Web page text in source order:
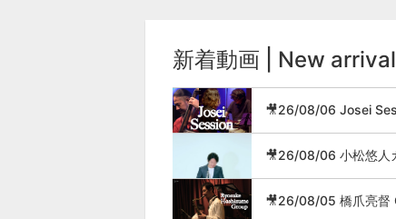
新着動画 | New arrival